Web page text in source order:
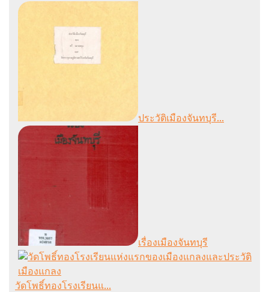
ประวัติเมืองจันทบุรี...
เรื่องเมืองจันทบุรี
วัดโพธิ์ทองโรงเรียนแ...